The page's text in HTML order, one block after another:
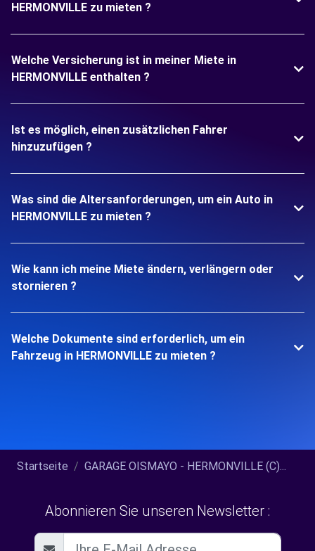
HERMONVILLE zu mieten ?
Welche Versicherung ist in meiner Miete in
HERMONVILLE enthalten ?
Ist es möglich, einen zusätzlichen Fahrer
hinzuzufügen ?
Was sind die Altersanforderungen, um ein Auto in
HERMONVILLE zu mieten ?
Wie kann ich meine Miete ändern, verlängern oder
stornieren ?
Welche Dokumente sind erforderlich, um ein
Fahrzeug in HERMONVILLE zu mieten ?
Startseite GARAGE OISMAYO - HERMONVILLE (C)...
Abonnieren Sie unseren Newsletter :